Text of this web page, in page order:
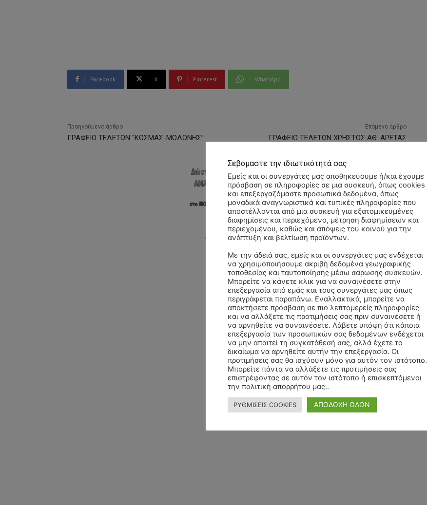
Facebook X Pinterest WhatsApp
Προηγούμενο άρθρο
ΓΡΑΦΕΙΟ ΤΕΛΕΤΩΝ “ΚΟΣΜΑΣ-ΜΟΛΩΝΗΣ”
Επόμενο άρθρο
ΓΡΑΦΕΙΟ ΤΕΛΕΤΩΝ ΧΡΗΣΤΟΣ ΑΘ. ΑΡΕΤΑΣ
Σεβόμαστε την ιδιωτικότητά σας
Εμείς και οι συνεργάτες μας αποθηκεύουμε ή/και έχουμε
πρόσβαση σε πληροφορίες σε μια συσκευή, όπως cookies
και επεξεργαζόμαστε προσωπικά δεδομένα, όπως
μοναδικά αναγνωριστικά και τυπικές πληροφορίες που
αποστέλλονται από μια συσκευή για εξατομικευμένες
διαφημίσεις και περιεχόμενο, μέτρηση διαφημίσεων και
περιεχομένου, καθώς και απόψεις του κοινού για την
ανάπτυξη και βελτίωση προϊόντων.
Με την άδειά σας, εμείς και οι συνεργάτες μας ενδέχεται
να χρησιμοποιήσουμε ακριβή δεδομένα γεωγραφικής
τοποθεσίας και ταυτοποίησης μέσω σάρωσης συσκευών.
Μπορείτε να κάνετε κλικ για να συναινέσετε στην
επεξεργασία από εμάς και τους συνεργάτες μας όπως
περιγράφεται παραπάνω. Εναλλακτικά, μπορείτε να
αποκτήσετε πρόσβαση σε πιο λεπτομερείς πληροφορίες
και να αλλάξετε τις προτιμήσεις σας πριν συναινέσετε ή
να αρνηθείτε να συναινέσετε. Λάβετε υπόψη ότι κάποια
επεξεργασία των προσωπικών σας δεδομένων ενδέχεται
να μην απαιτεί τη συγκατάθεσή σας, αλλά έχετε το
δικαίωμα να αρνηθείτε αυτήν την επεξεργασία. Οι
προτιμήσεις σας θα ισχύουν μόνο για αυτόν τον ιστότοπο.
Μπορείτε πάντα να αλλάξετε τις προτιμήσεις σας
επιστρέφοντας σε αυτόν τον ιστότοπο ή επισκεπτόμενοι
την πολιτική απορρήτου μας..
ΡΥΘΜΙΣΕΙΣ COOKIES ΑΠΟΔΟΧΗ ΟΛΩΝ